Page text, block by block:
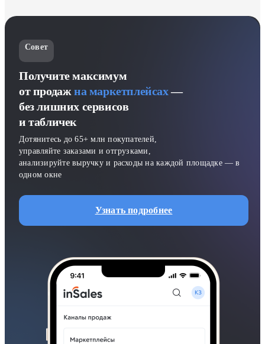
Совет
Получите максимум
от продаж на маркетплейсах—
без лишних сервисов
и табличек
Дотянитесь до 65+ млн покупателей,
управляйте заказами и отгрузками,
анализируйте выручку и расходы на каждой площадке — в
одном окне
Узнать подробнее